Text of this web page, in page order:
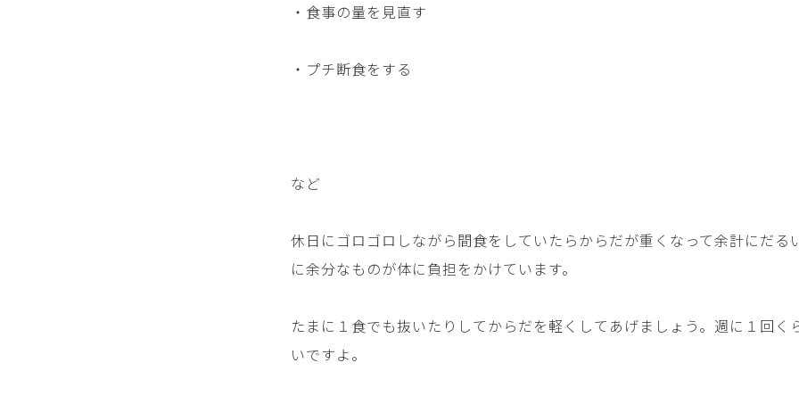
・食事の量を見直す
・プチ断食をする
など
休日にゴロゴロしながら間食をしていたらからだが重くなって余計にだる
に余分なものが体に負担をかけています。
たまに１食でも抜いたりしてからだを軽くしてあげましょう。週に１回く
いですよ。